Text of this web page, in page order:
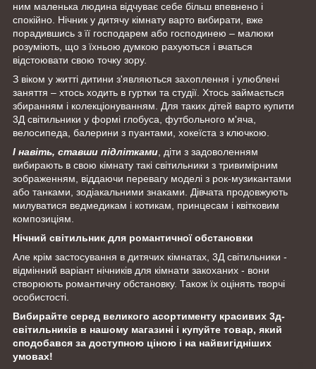
ним маленька людина відчуває себе більш впевнено і
спокійно. Нічник у дитячу кімнату варто вибирати, вже
порадившись з її господарем або господинею – малюки
розуміють, що з їхньою думкою рахуються і вчаться
відстоювати свою точку зору.
З віком у житті дитини з'являються захоплення і улюблені
заняття – хтось ходить в гуртки та студії. Хтось займається
збиранням і колекціонуванням. Для таких дітей варто купити
3Д світильники у формі глобуса, футбольного м'яча,
велосипеда, балерини з пуантами, хокеїста з ключкою.
І навіть, ставши підлітками , діти з задоволенням
вибирають в свою кімнату такі світильники з тривимірним
зображенням, віддаючи перевагу моделі з рок-музикантами
або танками, зодіакальними знаками. Дівчата продовжують
милуватися ведмедикам і котикам, принцесам і квітковим
композиціям.
Нічний світильник для романтичної обстановки
Але крім застосування в дитячих кімнатах, 3Д світильники -
відмінний варіант нічників для кімнати закоханих - вони
створюють романтичну обстановку. Також їх оцінять творчі
особистості.
Вибирайте серед великого асортименту красивих 3д-
світильників в нашому магазині і купуйте товар, який
сподобався за доступною ціною і на найвигідніших
умовах!